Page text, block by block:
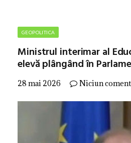
GEOPOLITICA
Ministrul interimar al
elevă plângând în
28 mai 2026 Niciun